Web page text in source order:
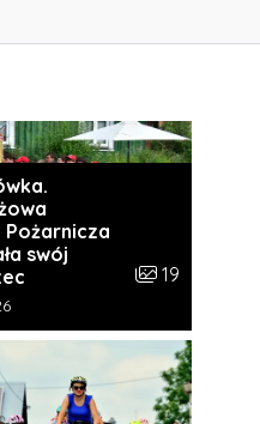
Pożarnicza
swój
Liczba zdjęć w
19
galerii: